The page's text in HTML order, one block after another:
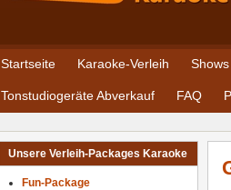
Startseite Karaoke-Verleih Shows
Tonstudiogeräte Abverkauf FAQ
Unsere Verleih-Packages Karaoke
Fun-Package